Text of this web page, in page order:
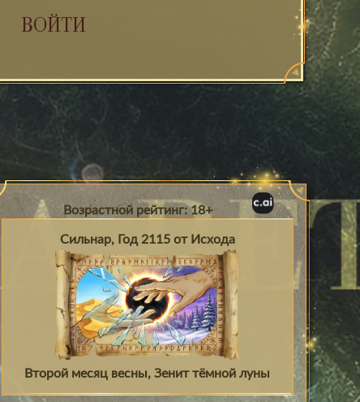
ВОЙТИ
Возрастной рейтинг: 18+
Сильнар, Год 2115 от Исхода
Второй месяц весны, Зенит тёмной луны